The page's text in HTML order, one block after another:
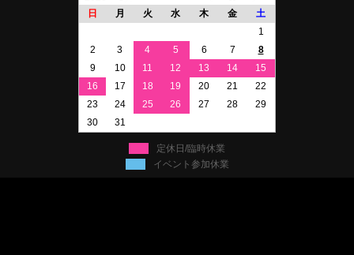
日
月 火 水 木 金
土
1
2
3 4 5 6 7
8
9
10 11 12 13 14
15
16
17 18 19 20 21
22
23
24 25 26 27 28
29
30
31
定休日/臨時休業
イベント参加休業